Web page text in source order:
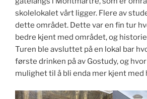
skolelokalet vårt ligger. Flere av
dette området. Dette var en fin tur
bedre kjent med området, og
Turen ble avsluttet på en lokal bar
første drinken på av Gostudy, og
mulighet til å bli enda mer kjent med